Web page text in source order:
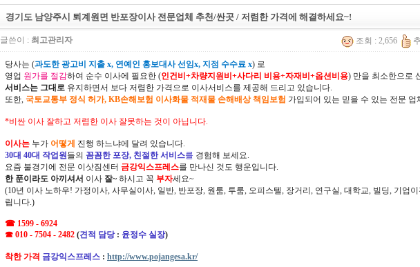
경기도 남양주시 퇴계원면 반포장이사 전문업체 추천/싼곳 / 저렴한 가격에 해결하세요~!
글쓴이 : 최고관리자 조회 : 2,656
당사는 (과도한 광고비 지출 x, 연예인 홍보대사 선임x, 지점 수수료 x) 로
영업 원가를 절감하여 순수 이사에 필요한 (인건비+차량지원비+사다리 비용+자재비+옵션비용) 만을 최소한으로
서비스는 그대로 유지하면서 보다 저렴한 가격으로 이사서비스를 제공해 드리고 있습니다.
또한, 국토교통부 정식 허가, KB손해보험 이사화물 적재물 손해배상 책임보험 가입되어 있는 믿을 수 있는 전문 업
*비싼 이사 잘하고 저렴한 이사 잘못하는 것이 아닙니다.
이사는 누가 어떻게 진행 하느냐에 달려 있습니다.
30대 40대 작업원들의 꼼꼼한 포장, 친절한 서비스를 경험해 보세요.
요즘 불경기에 전문 이삿짐센터 금강익스프레스를 만나신 것도 행운입니다.
한 푼이라도 아끼셔서 이사 잘~ 하시고 꼭 부자세요~
(10년 이사 노하우! 가정이사, 사무실이사, 일반, 반포장, 원룸, 투룸, 오피스텔, 장거리, 연구실, 대학교, 빌딩, 기업
립니다.)
☎ 1599 - 6924
☎ 010 - 7504 - 2482 (견적 담당 : 윤정수 실장)
착한 가격 금강익스프레스 : http://www.pojangesa.kr/